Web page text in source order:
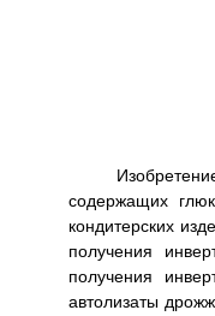
содержащих
кондитерских
получения
получения
автолизаты